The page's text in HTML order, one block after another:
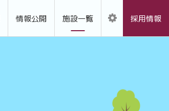
情報公開 施設一覧 採用情報